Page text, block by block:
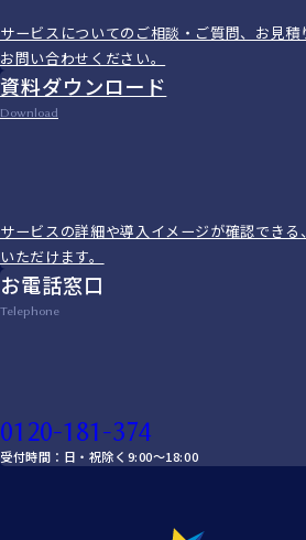
サービスについてのご相談・ご質問、お見
お問い合わせください。
資料ダウンロード
Download
サービスの詳細や導入イメージが確認できる
いただけます。
お電話窓口
Telephone
0120-181-374
受付時間：日・祝除く9:00～18:00